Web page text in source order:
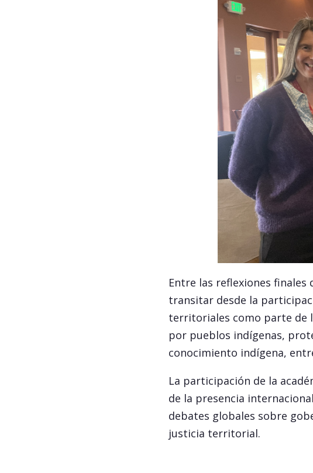
Entre las reflexiones
transitar desde la
territoriales como parte de
por pueblos indígenas,
conocimiento indígena,
La participación de la
de la presencia
debates globales sobre
justicia territorial.